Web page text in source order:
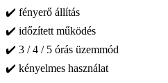
✔️ fényerő állítás
✔️ időzített működés
✔️ 3 / 4 / 5 órás üzemmód
✔️ kényelmes használat